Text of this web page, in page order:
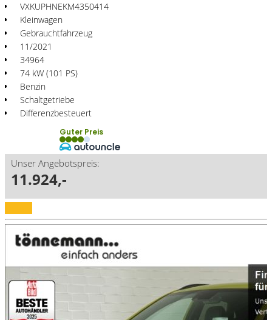
VXKUPHNEKM4350414
Kleinwagen
Gebrauchtfahrzeug
11/2021
34964
74 kW (101 PS)
Benzin
Schaltgetriebe
Differenzbesteuert
Guter Preis
Unser Angebotspreis:
11.924,-